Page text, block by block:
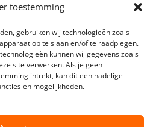
toestemming
gebruiken wij technologieën zoals
op te slaan en/of te raadplegen.
kunnen wij gegevens zoals
site verwerken. Als je geen
intrekt, kan dit een nadelige
en mogelijkheden.
Haarlem